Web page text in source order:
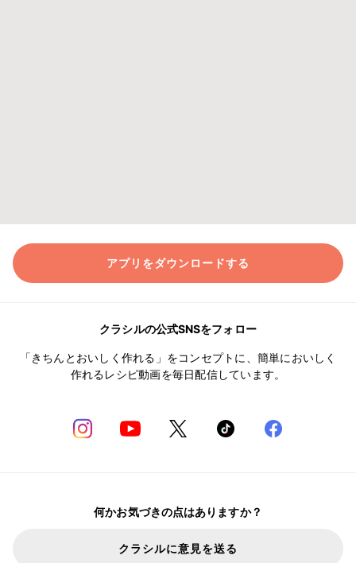
アプリをダウンロードする
クラシルの公式SNSをフォロー
「きちんとおいしく作れる」をコンセプトに、簡単においしく
作れるレシピ動画を毎日配信しています。
何かお気づきの点はありますか？
クラシルに意見を送る